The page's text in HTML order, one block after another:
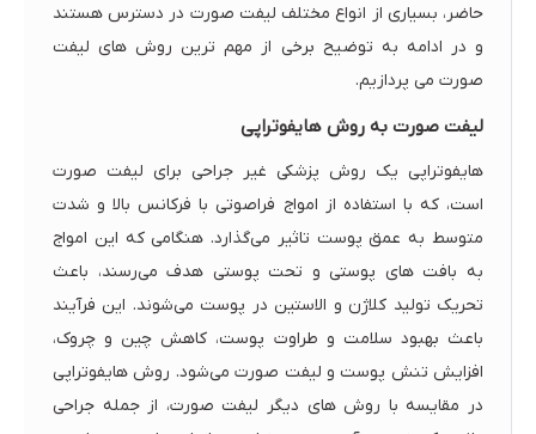
حاضر، بسیاری از انواع مختلف لیفت صورت در دسترس هستند
و در ادامه به توضیح برخی از مهم ترین روش های لیفت
صورت می پردازیم.
لیفت صورت به روش هایفوتراپی
هایفوتراپی یک روش پزشکی غیر جراحی برای لیفت صورت
است، که با استفاده از امواج فراصوتی با فرکانس بالا و شدت
متوسط به عمق پوست تاثیر می‌گذارد. هنگامی که این امواج
به بافت های پوستی و تحت پوستی هدف می‌رسند، باعث
تحریک تولید کلاژن و الاستین در پوست می‌شوند. این فرآیند
باعث بهبود سلامت و طراوت پوست، کاهش چین و چروک،
افزایش تنش پوست و لیفت صورت می‌شود. روش هایفوتراپی
در مقایسه با روش های دیگر لیفت صورت، از جمله جراحی